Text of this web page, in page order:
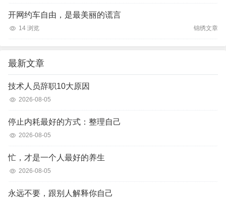
开网约车自由，是最美丽的谎言
14 浏览 锦绣文章
最新文章
技术人员辞职10大原因
2026-08-05
停止内耗最好的方式：整理自己
2026-08-05
忙，才是一个人最好的养生
2026-08-05
永远不要，跟别人解释你自己